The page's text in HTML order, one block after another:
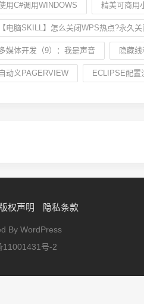
用C#调用WINDOWS 精美可商用
【电脑SKILL】怎么关闭WPS热点?永久
媒体开发（9）：我是声音 隐藏
自动义PAGERVIEW ECLIPSE配置
版权声明 隐私条款
By WordPress
11001431号-2